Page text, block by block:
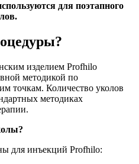
для поэтапного
изделием Profhilo
методикой по
точкам. Количество уколов
методиках
для инъекций Profhilo: